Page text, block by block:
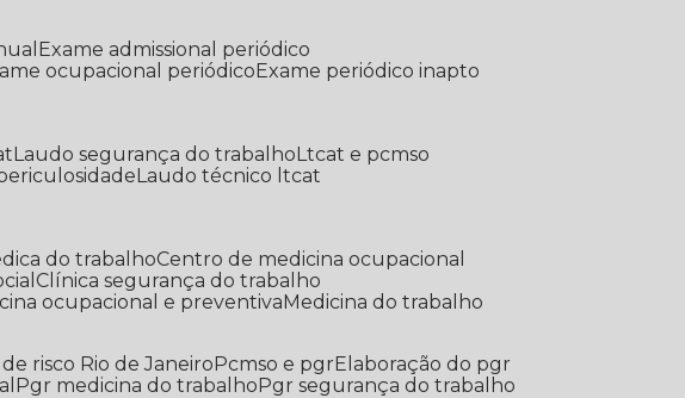
Exame admissional periódico
ocupacional periódico
Exame periódico inapto
Laudo segurança do trabalho Ltcat e pcmso
Laudo técnico ltcat
do trabalho
Centro de medicina ocupacional
Clínica segurança do trabalho
ocupacional e preventiva
Medicina do trabalho
risco Rio de Janeiro Pcmso e pgr
Elaboração do pgr
Pgr medicina do trabalho
Pgr segurança do trabalho